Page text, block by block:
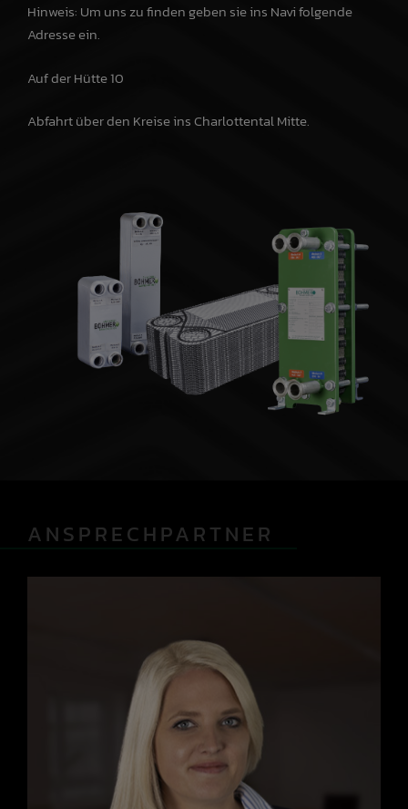
Hinweis: Um uns zu finden geben sie ins Navi folgende
Adresse ein.
Auf der Hütte 10
Abfahrt über den Kreise ins Charlottental Mitte.
ANSPRECHPARTNER